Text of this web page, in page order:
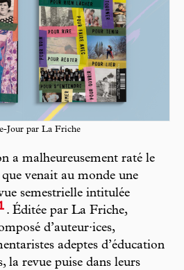
Jour par La Friche
a malheureusement raté le
venait au monde une
semestrielle intitulée
. Éditée par La Friche,
d’auteur·ices,
adeptes d’éducation
la revue puise dans leurs